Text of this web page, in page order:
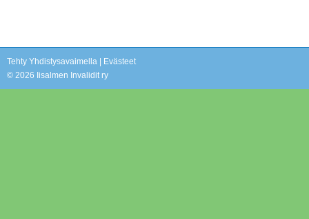
Tehty Yhdistysavaimella
Evästeet
© 2026 Iisalmen Invalidit ry